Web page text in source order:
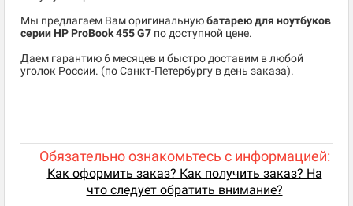
Мы предлагаем Вам оригинальнуюбатарею для ноутбуков
серии HP ProBook 455 G7 по доступной цене.
Даем гарантию 6 месяцев и быстро доставим в любой
уголок России. (по Санкт-Петербургу в день заказа).
Обязательно ознакомьтесь с информацией:
Как оформить заказ? Как получить заказ? На
что следует обратить внимание?